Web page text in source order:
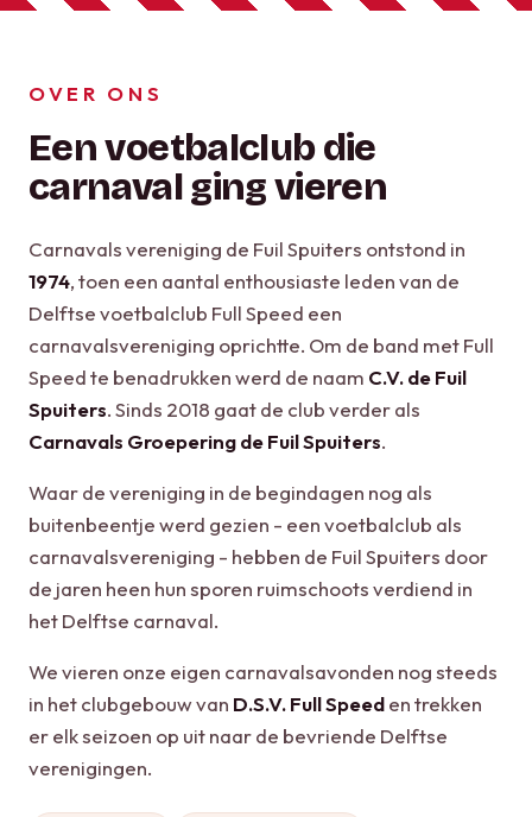
OVER ONS
Een voetbalclub die
carnaval ging vieren
Carnavals vereniging de Fuil Spuiters ontstond in
1974, toen een aantal enthousiaste leden van de
Delftse voetbalclub Full Speed een
carnavalsvereniging oprichtte. Om de band met Full
Speed te benadrukken werd de naam C.V. de Fuil
Spuiters. Sinds 2018 gaat de club verder als
Carnavals Groepering de Fuil Spuiters.
Waar de vereniging in de begindagen nog als
buitenbeentje werd gezien - een voetbalclub als
carnavalsvereniging - hebben de Fuil Spuiters door
de jaren heen hun sporen ruimschoots verdiend in
het Delftse carnaval.
We vieren onze eigen carnavalsavonden nog steeds
in het clubgebouw van D.S.V. Full Speeden trekken
er elk seizoen op uit naar de bevriende Delftse
verenigingen.